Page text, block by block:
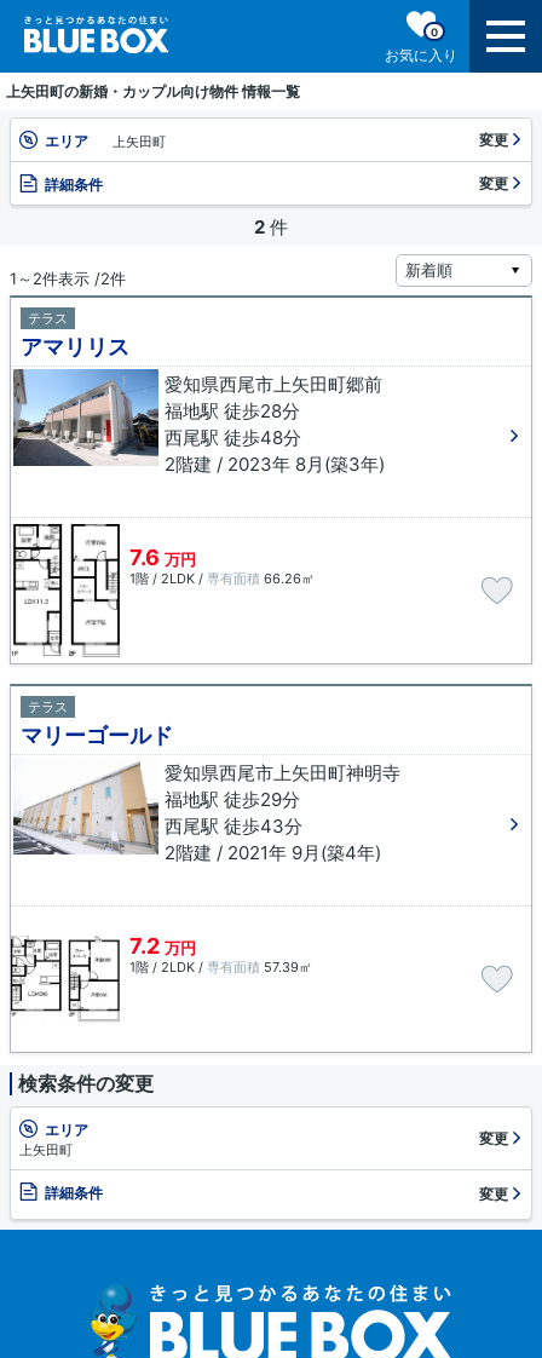
お気に入り
0
上矢田町の新婚・カップル向け物件 情報一覧
エリア 上矢田町 変更
詳細条件 変更
2 件
1～2件表示 /2件
テラス
アマリリス
愛知県西尾市上矢田町郷前
福地駅 徒歩28分
西尾駅 徒歩48分
2階建 / 2023年 8月(築3年)
7.6 万円
1階 / 2LDK / 専有面積 66.26㎡
テラス
マリーゴールド
愛知県西尾市上矢田町神明寺
福地駅 徒歩29分
西尾駅 徒歩43分
2階建 / 2021年 9月(築4年)
7.2 万円
1階 / 2LDK / 専有面積 57.39㎡
検索条件の変更
エリア
上矢田町
変更
詳細条件 変更